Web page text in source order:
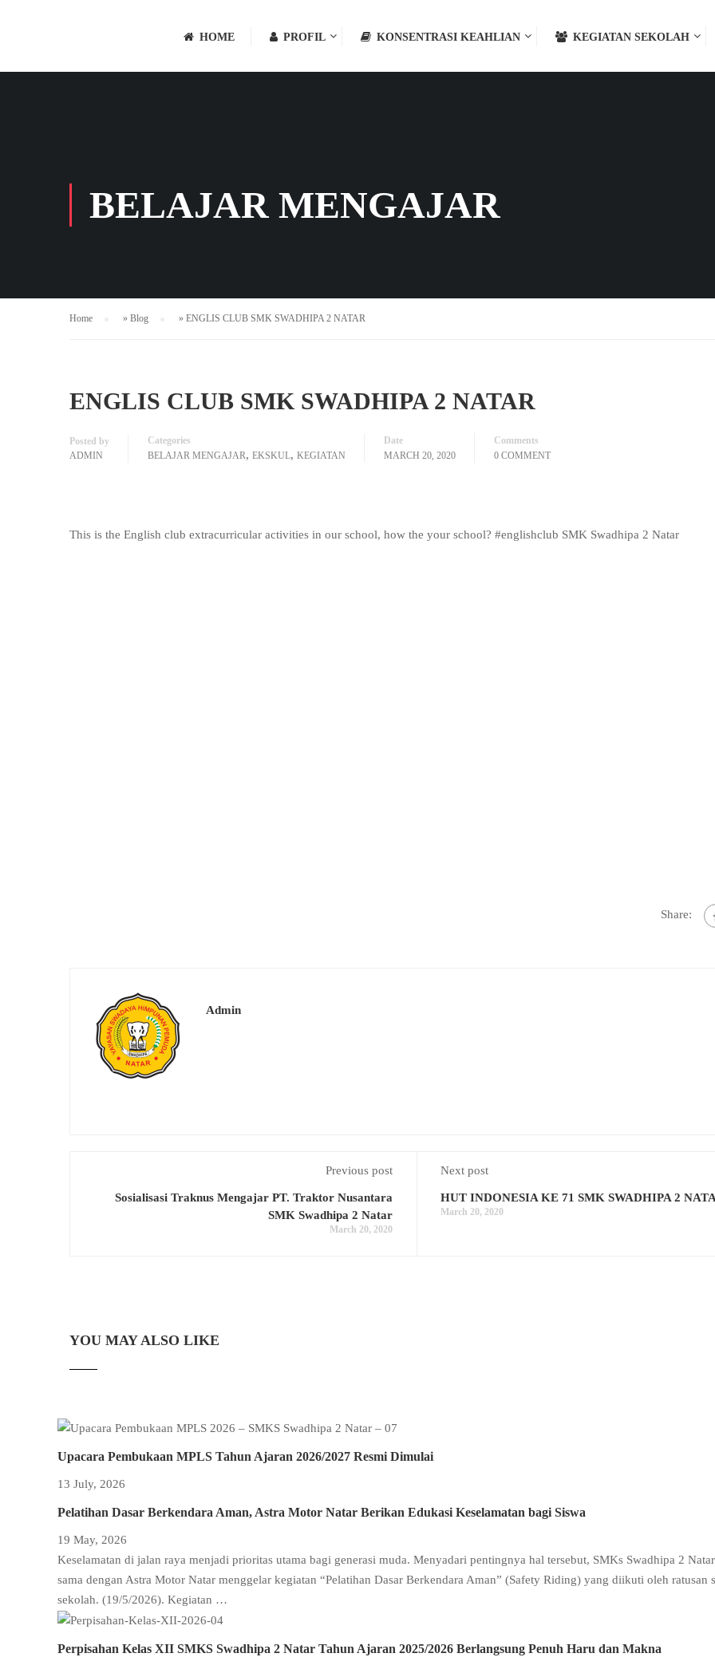
HOME PROFIL KONSENTRASI KEAHLIAN KEGIATAN SEKOLAH
BELAJAR MENGAJAR
Home » Blog » ENGLIS CLUB SMK SWADHIPA 2 NATAR
ENGLIS CLUB SMK SWADHIPA 2 NATAR
Posted by
ADMIN
Categories
BELAJAR MENGAJAR, EKSKUL, KEGIATAN
Date
MARCH 20, 2020
Comments
0 COMMENT
This is the English club extracurricular activities in our school, how the your school? #englishclub SMK Swadhipa 2 Natar
Share:
Admin
Previous post
Sosialisasi Traknus Mengajar PT. Traktor Nusantara
SMK Swadhipa 2 Natar
March 20, 2020
Next post
HUT INDONESIA KE 71 SMK SWADHIPA 2
March 20, 2020
YOU MAY ALSO LIKE
Upacara Pembukaan MPLS Tahun Ajaran 2026/2027 Resmi Dimulai
13 July, 2026
Pelatihan Dasar Berkendara Aman, Astra Motor Natar Berikan Edukasi Keselamatan bagi Siswa
19 May, 2026
Keselamatan di jalan raya menjadi prioritas utama bagi generasi muda. Menyadari pentingnya hal tersebut, SMKs Swadhipa 2
sama dengan Astra Motor Natar menggelar kegiatan “Pelatihan Dasar Berkendara Aman” (Safety Riding) yang diikuti oleh ratusan
sekolah. (19/5/2026). Kegiatan …
Perpisahan Kelas XII SMKS Swadhipa 2 Natar Tahun Ajaran 2025/2026 Berlangsung Penuh Haru dan Makna